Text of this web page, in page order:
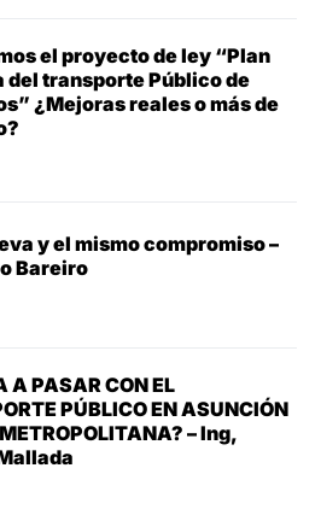
el proyecto de ley “Plan
del transporte Público de
¿Mejoras reales o más de
y el mismo compromiso –
Bareiro
A PASAR CON EL
PÚBLICO EN ASUNCIÓN
– Ing,